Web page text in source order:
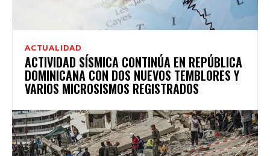
ACTUALIDAD
ACTIVIDAD SÍSMICA CONTINÚA EN REPÚBLICA
DOMINICANA CON DOS NUEVOS TEMBLORES Y
VARIOS MICROSISMOS REGISTRADOS